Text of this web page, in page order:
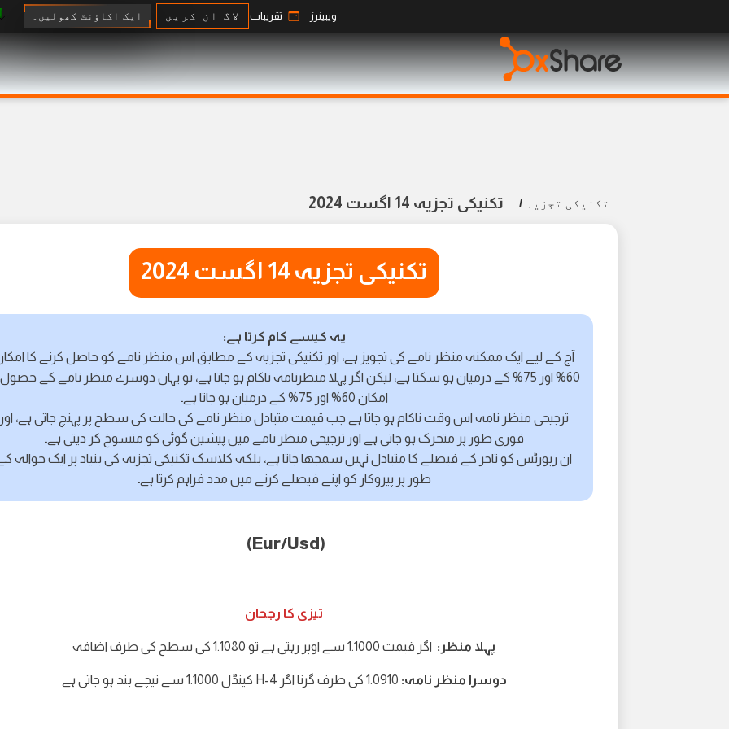
ویبینرز تقریبات لاگ ان کریں ایک اکاؤنٹ کھولیں۔
تکنیکی تجزیہ / تکنیکی تجزیہ 14 اگست 2024
تکنیکی تجزیہ 14 اگست 2024
یہ کیسے کام کرتا ہے:
آج کے لیے ایک ممکنہ منظر نامے کی تجویز ہے، اور تکنیکی تجزیہ کے مطابق اس منظر نامے کو حاصل کرنے کا
60% اور 75% کے درمیان ہو سکتا ہے، لیکن اگر پہلا منظرنامہ ناکام ہو جاتا ہے، تو یہاں دوسرے منظر نامے کے
امکان 60% اور 75% کے درمیان ہو جاتا ہے۔
ترجیحی منظر نامہ اس وقت ناکام ہو جاتا ہے جب قیمت متبادل منظر نامے کی حالت کی سطح پر پہنچ جاتی ہے، اور
فوری طور پر متحرک ہو جاتی ہے اور ترجیحی منظر نامے میں پیشین گوئی کو منسوخ کر دیتی ہے۔
ان رپورٹس کو تاجر کے فیصلے کا متبادل نہیں سمجھا جاتا ہے، بلکہ کلاسک تکنیکی تجزیہ کی بنیاد پر ایک حوالہ
طور پر پیروکار کو اپنے فیصلے کرنے میں مدد فراہم کرتا ہے۔
(Eur/Usd)
تیزی کا رجحان
پہلا منظر: اگر قیمت 1.1000 سے اوپر رہتی ہے تو 1.1080 کی سطح کی طرف اضافہ
دوسرا منظر نامہ: 1.0910 کی طرف گرنا اگر 4-H کینڈل 1.1000 سے نیچے بند ہو جاتی ہے